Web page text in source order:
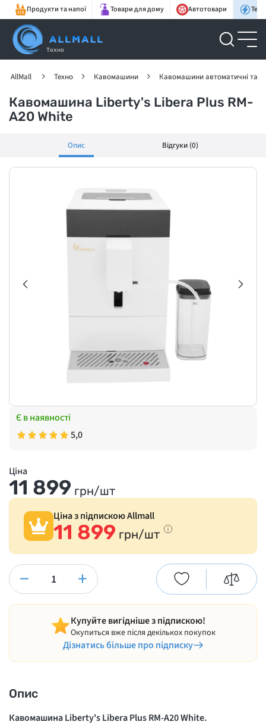
Продукти та напої Товари для дому Автотовари
Техно
AllMall Техно Кавомашини Кавомашини автоматичні та
Кавомашина Liberty's Libera Plus RM-
A20 White
Опис Відгуки (0)
Є в наявності
5,0
Ціна
11 899 грн/шт
Ціна з підпискою Allmall
11 899 грн/шт
− +
Купуйте вигідніше з підпискою!
Окупиться вже після декількох покупок
Дізнатись більше про підписку
Опис
Кавомашина Liberty's Libera Plus RM-A20 White.